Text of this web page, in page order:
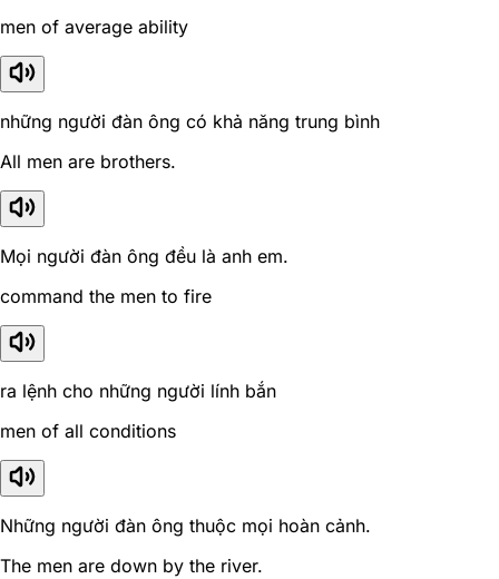
men of average ability
những người đàn ông có khả năng trung bình
All men are brothers.
Mọi người đàn ông đều là anh em.
command the men to fire
ra lệnh cho những người lính bắn
men of all conditions
Những người đàn ông thuộc mọi hoàn cảnh.
The men are down by the river.